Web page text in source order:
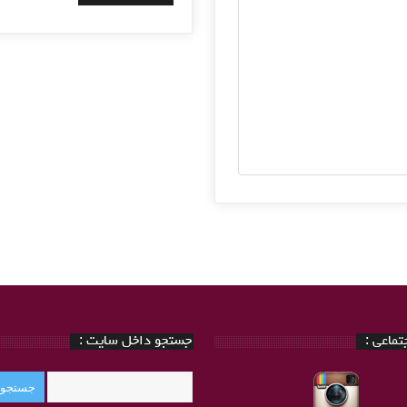
جستجو داخل سایت : :